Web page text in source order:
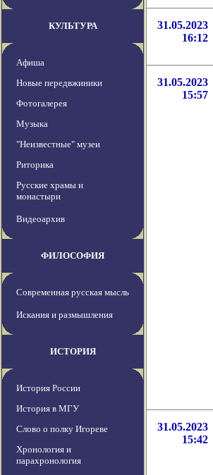
КУЛЬТУРА
Афиша
Новые передвжиники
Фотогалерея
Музыка
"Неизвестные" музеи
Риторика
Русские храмы и
монастыри
Видеоархив
ФИЛОСОФИЯ
Современная русская мысль
Искания и размышления
ИСТОРИЯ
История России
История в МГУ
Слово о полку Игореве
Хронология и
парахронология
31.05.2023
16:12
31.05.2023
15:57
31.05.2023
15:42